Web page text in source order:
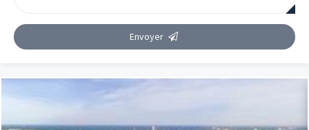
Envoyer